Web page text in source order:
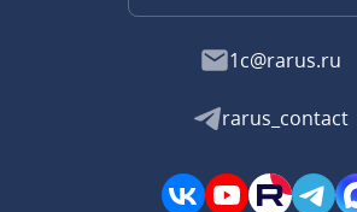
1c@rarus.ru
rarus_contact